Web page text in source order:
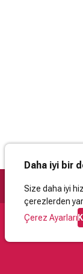
Daha iyi bir
Size daha iyi
çerezlerden
Çerez Ayarları